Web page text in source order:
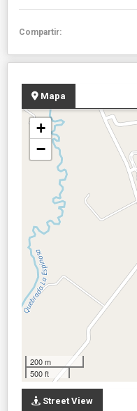
Compartir:
Mapa
+
−
200 m
500 ft
Street View